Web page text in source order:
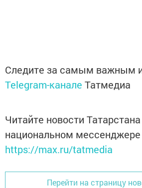
Следите за самым важным
Telegram-канале Татмедиа
Читайте новости
национальном
https://max.ru/tatmedia
Перейти на страницу